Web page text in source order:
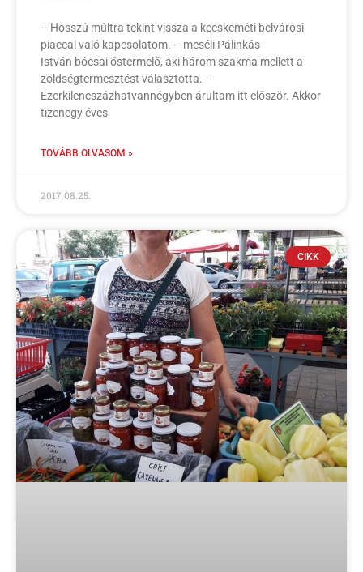
– Hosszú múltra tekint vissza a kecskeméti belvárosi
piaccal való kapcsolatom. – meséli Pálinkás
István bócsai őstermelő, aki három szakma mellett a
zöldségtermesztést választotta. –
Ezerkilencszázhatvannégyben árultam itt először. Akkor
tizenegy éves
TOVÁBB OLVASOM »
2017.08.25.
CIKK